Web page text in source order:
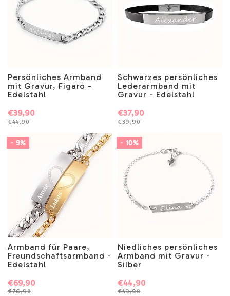
Persönliches Armband
mit Gravur, Figaro -
Edelstahl
€44,90
€39,90
Schwarzes persönliches
Lederarmband mit
Gravur - Edelstahl
€39,90
€37,90
- 9%
Armband für Paare,
Freundschaftsarmband -
Edelstahl
€76,90
€69,90
- 10%
Niedliches persönliches
Armband mit Gravur -
Silber
€49,90
€44,90